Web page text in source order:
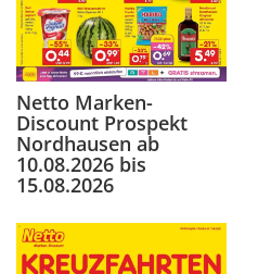
Netto Marken-
Discount Prospekt
Nordhausen ab
10.08.2026 bis
15.08.2026